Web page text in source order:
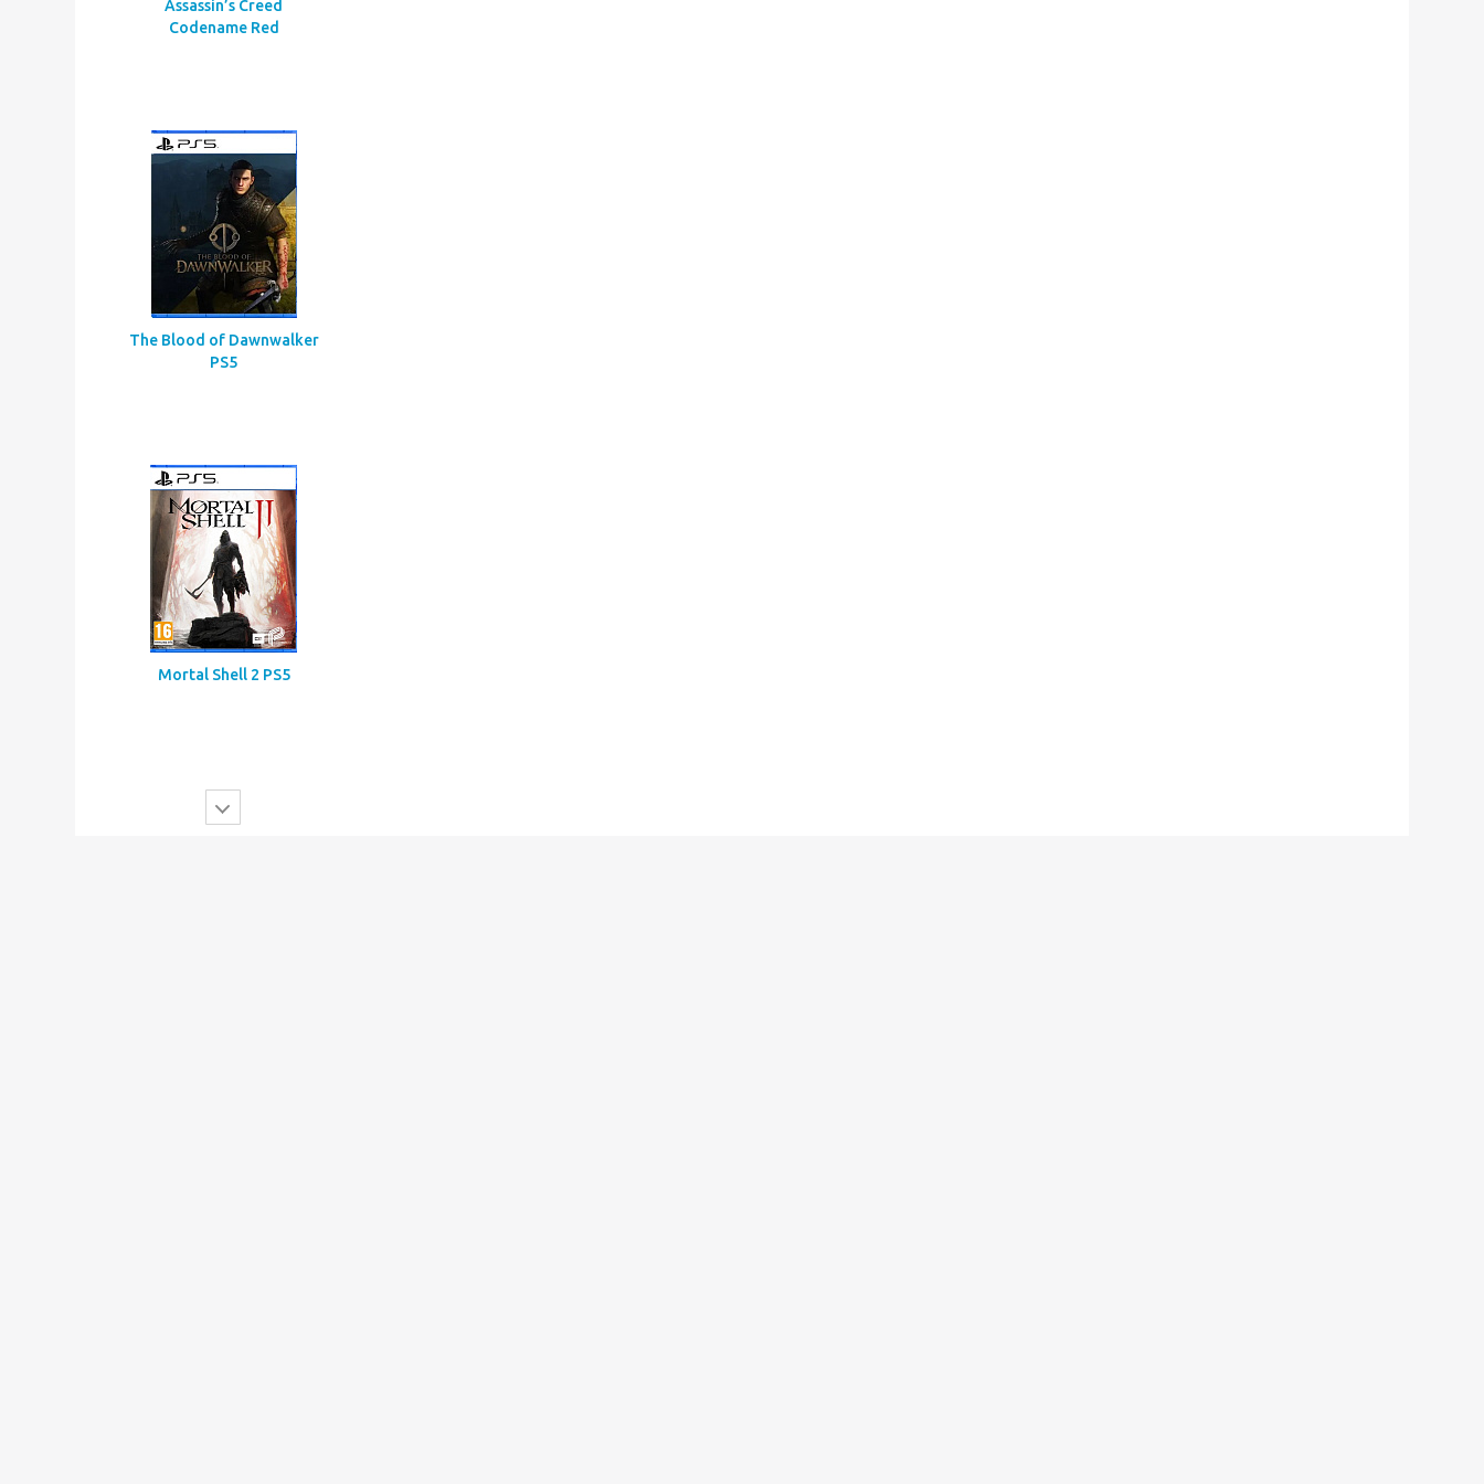
Assassin’s Creed
Codename Red
The Blood of Dawnwalker
PS5
Mortal Shell 2 PS5